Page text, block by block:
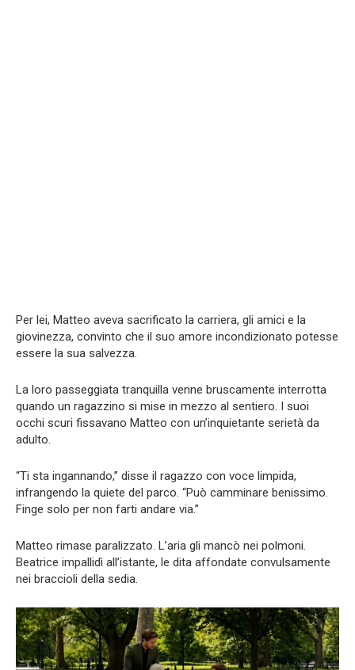
Per lei, Matteo aveva sacrificato la carriera, gli amici e la
giovinezza, convinto che il suo amore incondizionato potesse
essere la sua salvezza.
La loro passeggiata tranquilla venne bruscamente interrotta
quando un ragazzino si mise in mezzo al sentiero. I suoi
occhi scuri fissavano Matteo con un’inquietante serietà da
adulto.
“Ti sta ingannando,” disse il ragazzo con voce limpida,
infrangendo la quiete del parco. “Può camminare benissimo.
Finge solo per non farti andare via.”
Matteo rimase paralizzato. L’aria gli mancò nei polmoni.
Beatrice impallidì all’istante, le dita affondate convulsamente
nei braccioli della sedia.